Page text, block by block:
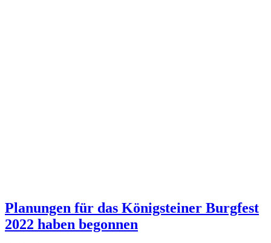
Planungen für das Königsteiner Burgfest
2022 haben begonnen